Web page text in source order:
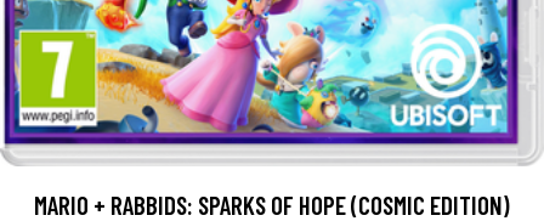
MARIO + RABBIDS: SPARKS OF HOPE (COSMIC EDITION)